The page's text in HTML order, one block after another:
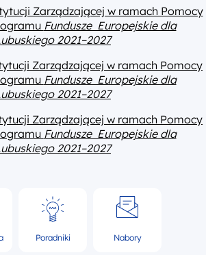
Zarządzającej w ramach Pomocy
Fundusze Europejskie dla
2021–2027
Zarządzającej w ramach Pomocy
Fundusze Europejskie dla
2021–2027
Zarządzającej w ramach Pomocy
Fundusze Europejskie dla
2021–2027
Poradniki Nabory